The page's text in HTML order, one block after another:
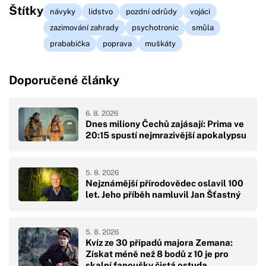
Štítky návyky lidstvo pozdní odrůdy
vojáci
zazimování zahrady
psychotronic
smůla
prababička
poprava muškáty
Doporučené články
Dnes miliony Čechů zajásají: Prima ve
20:15 spustí nejmrazivější apokalypsu
6. 8. 2026
Nejznámější přírodovědec oslavil 100
let. Jeho příběh namluvil Jan Šťastný
5. 8. 2026
Kvíz ze 30 případů majora Zemana:
Získat méně než 8 bodů z 10 je pro
5. 8. 2026